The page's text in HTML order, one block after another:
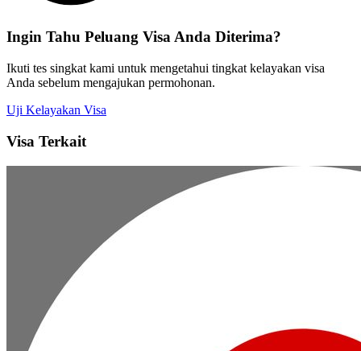
Ingin Tahu Peluang Visa Anda Diterima?
Ikuti tes singkat kami untuk mengetahui tingkat kelayakan visa
Anda sebelum mengajukan permohonan.
Uji Kelayakan Visa
Visa Terkait